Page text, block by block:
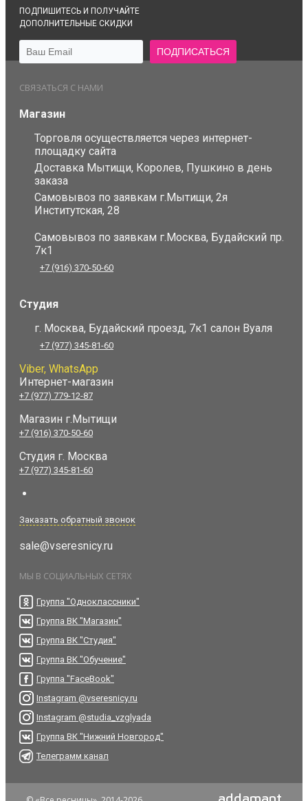
ПОДПИШИТЕСЬ И ПОЛУЧАЙТЕ
ДОПОЛНИТЕЛЬНЫЕ СКИДКИ
СВЯЗАТЬСЯ С НАМИ
Магазин
Торговля осуществляется через интернет-
площадку сайта
Доставка Мытищи, Королев, Пушкино в день
заказа
Самовывоз по заявкам г.Мытищи, 2я
Институтская, 28
Самовывоз по заявкам г.Москва, Будайский пр.
7к1
+7 (916) 370-50-60
Студия
г. Москва, Будайский проезд, 7к1 салон Вуаля
+7 (977) 345-81-60
Viber, WhatsApp
Интернет-магазин
+7 (977) 779-12-87
Магазин г.Мытищи
+7 (916) 370-50-60
Студия г. Москва
+7 (977) 345-81-60
Заказать обратный звонок
sale@vseresnicy.ru
МЫ В СОЦИАЛЬНЫХ СЕТЯХ
Группа "Одноклассники"
Группа ВК "Магазин"
Группа ВК "Студия"
Группа ВК "Обучение"
Группа "FaceBook"
Instagram @vseresnicy.ru
Instagram @studia_vzglyada
Группа ВК "Нижний Новгород"
Телеграмм канал